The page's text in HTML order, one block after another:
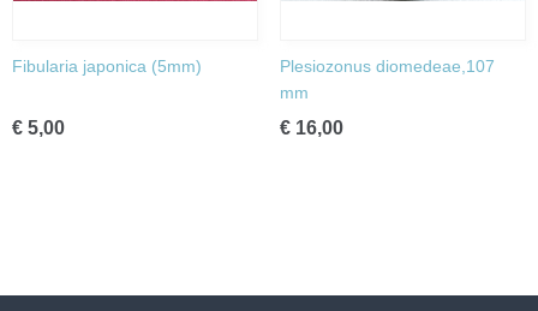
Fibularia japonica (5mm)
€ 5,00
Plesiozonus diomedeae,107
mm
€ 16,00